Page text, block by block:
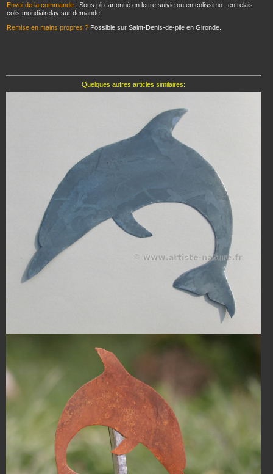
Envoi de la commande : Sous pli cartonné en lettre suivie ou en colissimo , en relais
colis mondialrelay sur demande.
Remise en mains propres ? Possible sur Saint-Denis-de-pile en Gironde.
Quelques autres articles similaires: